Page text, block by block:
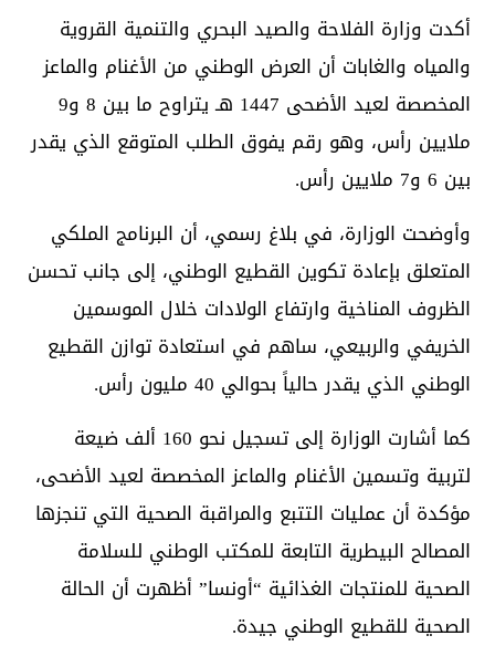
أكدت وزارة الفلاحة والصيد البحري والتنمية القروية
والمياه والغابات أن العرض الوطني من الأغنام والماعز
المخصصة لعيد الأضحى 1447 هـ يتراوح ما بين 8 و9
ملايين رأس، وهو رقم يفوق الطلب المتوقع الذي يقدر
بين 6 و7 ملايين رأس.
وأوضحت الوزارة، في بلاغ رسمي، أن البرنامج الملكي
المتعلق بإعادة تكوين القطيع الوطني، إلى جانب تحسن
الظروف المناخية وارتفاع الولادات خلال الموسمين
الخريفي والربيعي، ساهم في استعادة توازن القطيع
الوطني الذي يقدر حالياً بحوالي 40 مليون رأس.
كما أشارت الوزارة إلى تسجيل نحو 160 ألف ضيعة
لتربية وتسمين الأغنام والماعز المخصصة لعيد الأضحى،
مؤكدة أن عمليات التتبع والمراقبة الصحية التي تنجزها
المصالح البيطرية التابعة للمكتب الوطني للسلامة
الصحية للمنتجات الغذائية “أونسا” أظهرت أن الحالة
الصحية للقطيع الوطني جيدة.